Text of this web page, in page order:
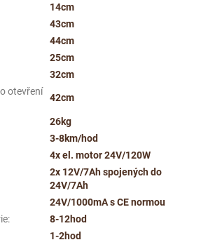
14cm
43cm
44cm
25cm
32cm
otevření
42cm
26kg
3-8km/hod
4x el. motor 24V/120W
2x 12V/7Ah spojených do
24V/7Ah
24V/1000mA s CE normou
:
8-12hod
1-2hod